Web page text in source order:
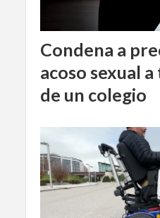
Condena a
acoso sexual
de un colegio